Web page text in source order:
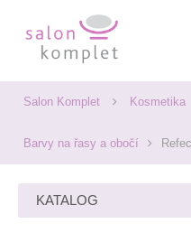
Salon Komplet Kosmetika
Barvy na řasy a obočí
KATALOG